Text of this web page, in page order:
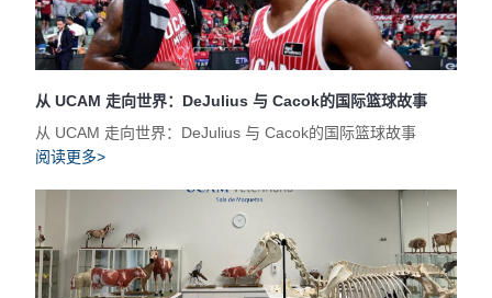
从 UCAM 走向世界：DeJulius 与 Cacok的国际篮球故事
从 UCAM 走向世界：DeJulius 与 Cacok的国际篮球故事
阅读更多>